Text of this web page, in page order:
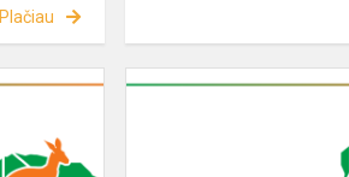
Plačiau